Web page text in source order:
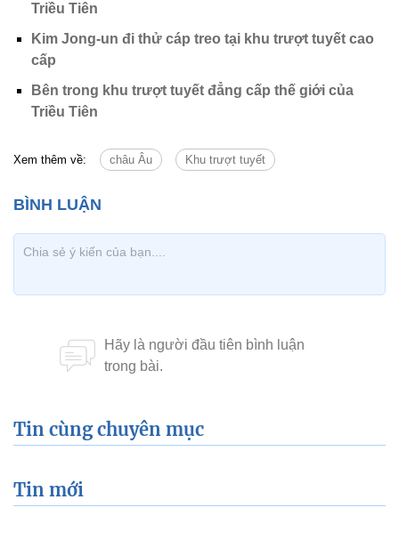
Triều Tiên
Kim Jong-un đi thử cáp treo tại khu trượt tuyết cao
cấp
Bên trong khu trượt tuyết đẳng cấp thế giới của
Triều Tiên
Xem thêm về: châu Âu Khu trượt tuyết
Tin cùng chuyên mục
Tin mới